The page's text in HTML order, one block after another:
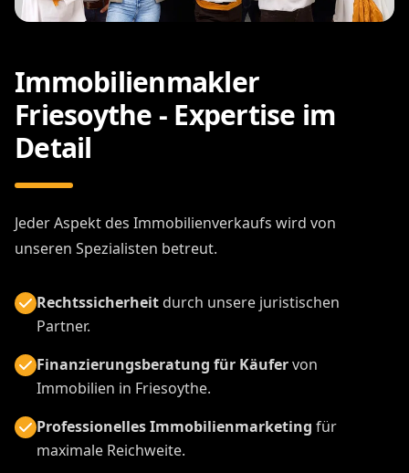
Immobilienmakler
Friesoythe - Expertise im
Detail
Jeder Aspekt des Immobilienverkaufs wird von
unseren Spezialisten betreut.
Rechtssicherheitdurch unsere juristischen
Partner.
Finanzierungsberatung für Käufervon
Immobilien in Friesoythe.
Professionelles Immobilienmarketing für
maximale Reichweite.